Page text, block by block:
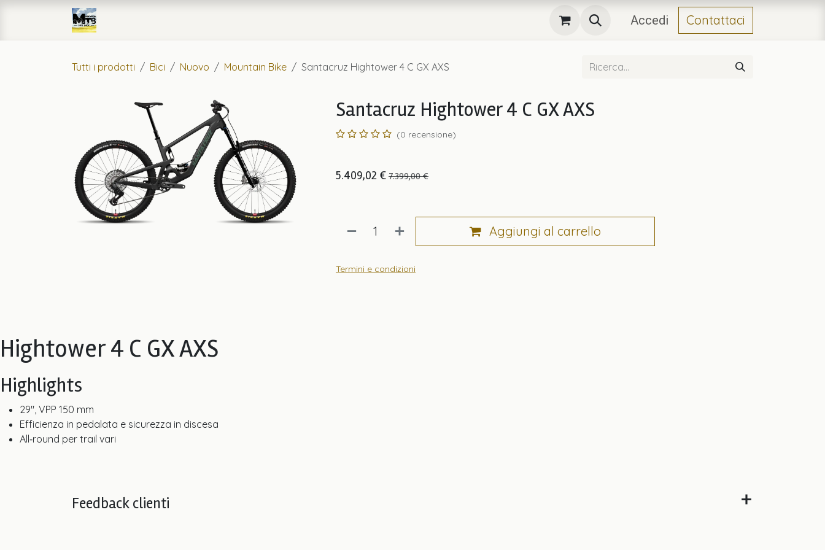
Passa al contenuto
Accedi Contattaci
Tutti i prodotti Bici Nuovo Mountain Bike Santacruz Hightower 4 C GX AXS
Santacruz Hightower 4 C GX AXS
(0 recensione)
5.409,02 € 7.399,00€
Aggiungi al carrello
Termini e condizioni
Hightower 4 C GX AXS
Highlights
29", VPP 150 mm
Efficienza in pedalata e sicurezza in discesa
All‑round per trail vari
Feedback clienti